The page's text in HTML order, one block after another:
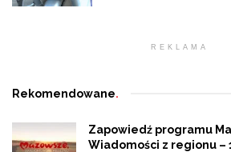
REKLAMA
Rekomendowane.
Zapowiedź programu
Wiadomości z regionu –